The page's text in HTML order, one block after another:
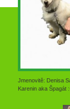
Jmenovitě: Denisa
Karenin aka Špagát